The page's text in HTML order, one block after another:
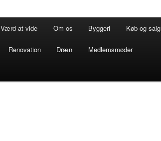
Værd at vide Om os Byggeri Køb og salg
Renovation Dræn Medlemsmøder